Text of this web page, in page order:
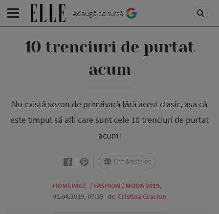
Adaugă ca sursă
10 trenciuri de purtat
acum
Nu există sezon de primăvară fără acest clasic, așa că
este timpul să afli care sunt cele 10 trenciuri de purtat
acum!
HOMEPAGE / FASHION / MODA 2019,
01.04.2019, 07:39 de Cristina Craciun
Urmărește-ne